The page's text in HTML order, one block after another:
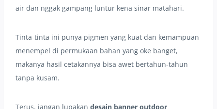
air dan nggak gampang luntur kena sinar matahari.
Tinta-tinta ini punya pigmen yang kuat dan kemampuan
menempel di permukaan bahan yang oke banget,
makanya hasil cetakannya bisa awet bertahun-tahun
tanpa kusam.
Terus, jangan lupakan desain banner outdoor